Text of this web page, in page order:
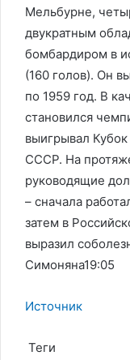
Мельбурне,
двукратным
бомбардиром в
(160 голов). Он
по 1959 год. В
становился
выигрывал
СССР. На
руководящие
– сначала
затем в
выразил
Симоняна19:05
Источник
Теги